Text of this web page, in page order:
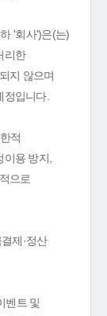
'회사')은(는)
리한
지 않으며
입니다.
적
용 방지,
으로
제·정산
벤트 및